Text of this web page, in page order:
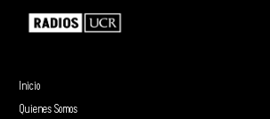
Inicio
Quienes Somos